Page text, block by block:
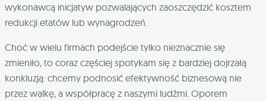
wykonawcą inicjatyw pozwalających zaoszczędzić kosztem
redukcji etatów lub wynagrodzeń.
Choć w wielu firmach podejście tylko nieznacznie się
zmieniło, to coraz częściej spotykam się z bardziej dojrzałą
konkluzją: chcemy podnosić efektywność biznesową nie
przez walkę, a współpracę z naszymi ludźmi. Oporem